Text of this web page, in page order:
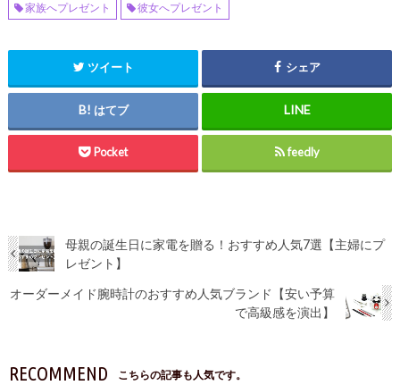
家族へプレゼント
彼女へプレゼント
ツイート シェア
はてブ
Pocket feedly
母親の誕生日に家電を贈る！おすすめ人気7選【主婦にプ
レゼント】
オーダーメイド腕時計のおすすめ人気ブランド【安い予算
で高級感を演出】
RECOMMEND こちらの記事も人気です。